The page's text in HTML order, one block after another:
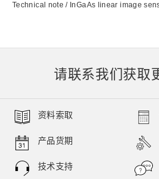
Technical note / InGaAs linear image
请联系我们获取
资料索取
产品货期
技术支持